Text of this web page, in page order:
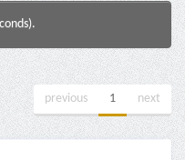
previous 1 next